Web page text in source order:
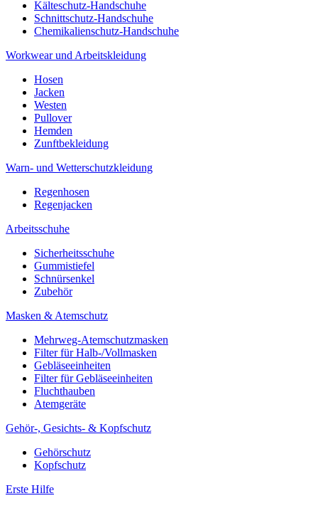
Kälteschutz-Handschuhe
Schnittschutz-Handschuhe
Chemikalienschutz-Handschuhe
Workwear und Arbeitskleidung
Hosen
Jacken
Westen
Pullover
Hemden
Zunftbekleidung
Warn- und Wetterschutzkleidung
Regenhosen
Regenjacken
Arbeitsschuhe
Sicherheitsschuhe
Gummistiefel
Schnürsenkel
Zubehör
Masken & Atemschutz
Mehrweg-Atemschutzmasken
Filter für Halb-/Vollmasken
Gebläseeinheiten
Filter für Gebläseeinheiten
Fluchthauben
Atemgeräte
Gehör-, Gesichts- & Kopfschutz
Gehörschutz
Kopfschutz
Erste Hilfe